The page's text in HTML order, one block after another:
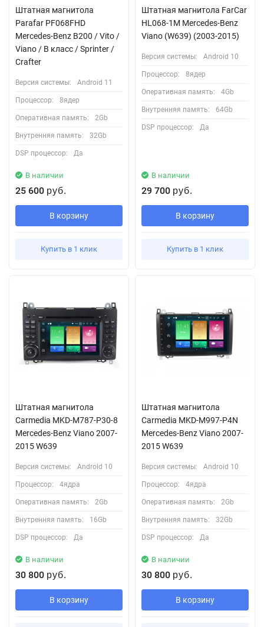
Штатная магнитола
Parafar PF068FHD
Mercedes-Benz B200 / Vito /
Viano / B класс / Sprinter /
Crafter
Версия системы: Android 11
Процессор: 8ядер
Оперативная память: 2Gb
Внутренняя память: 32Gb
DSP процессор: Да
В наличии
25 600 руб.
В корзину
Купить в 1 клик
Штатная магнитола FarCar
HL068-1M Mercedes-Benz
Viano (W639) (2003-2015)
Версия системы: Android 10
Процессор: 8ядер
Оперативная память: 4Gb
Внутренняя память: 64Gb
DSP процессор: Да
В наличии
29 700 руб.
В корзину
Купить в 1 клик
Штатная магнитола
Carmedia MKD-M787-P30-8
Mercedes-Benz Viano 2007-
2015 W639
Версия системы: Android 10
Процессор: 4ядра
Оперативная память: 2Gb
Внутренняя память: 16Gb
DSP процессор: Да
В наличии
30 800 руб.
В корзину
Штатная магнитола
Сarmedia MKD-M997-P4N
Mercedes-Benz Viano 2007-
2015 W639
Версия системы: Android 10
Процессор: 4ядра
Оперативная память: 2Gb
Внутренняя память: 32Gb
DSP процессор: Да
В наличии
30 800 руб.
В корзину